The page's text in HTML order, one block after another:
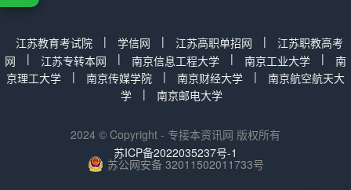
江苏教育考试院 | 学信网 | 江苏高职单招网 |
江苏职教高考
网
| 江苏专转本网 | 南京信息工程大学 | 南京工业大学 |
南
京理工大学
| 南京传媒学院 | 南京财经大学 |
南京航空航天大
学
| 南京邮电大学
2024 © Copyright - 专接本资讯网 版权所有
苏ICP备2022035237号-1
苏公网安备 32011502011733号